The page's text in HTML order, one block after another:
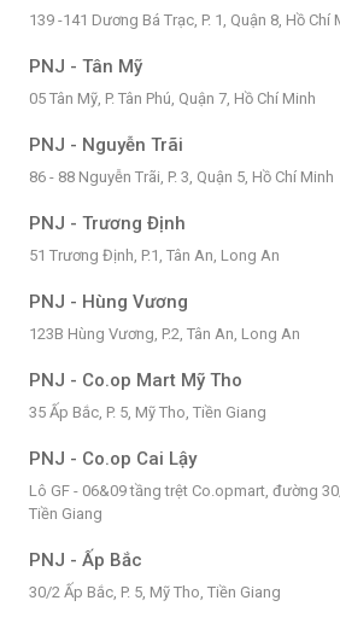
139 -141 Dương Bá Trạc, P. 1, Quận 8, Hồ Chí
PNJ - Tân Mỹ
05 Tân Mỹ, P. Tân Phú, Quận 7, Hồ Chí Minh
PNJ - Nguyễn Trãi
86 - 88 Nguyễn Trãi, P. 3, Quận 5, Hồ Chí Minh
PNJ - Trương Định
51 Trương Định, P.1, Tân An, Long An
PNJ - Hùng Vương
123B Hùng Vương, P.2, Tân An, Long An
PNJ - Co.op Mart Mỹ Tho
35 Ấp Bắc, P. 5, Mỹ Tho, Tiền Giang
PNJ - Co.op Cai Lậy
Lô GF - 06&09 tầng trệt Co.opmart, đường
Tiền Giang
PNJ - Ấp Bắc
30/2 Ấp Bắc, P. 5, Mỹ Tho, Tiền Giang